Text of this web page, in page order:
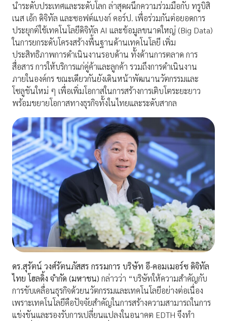
นำระดับประเทศและระดับโลก ล่าสุดผนึกความร่วมมือกับ ทรูบิสิ
เนส เอ้ก ดิจิทัล และซอฟต์แบงก์ คอร์ป. เพื่อร่วมกันต่อยอดการ
ประยุกต์ใช้เทคโนโลยีดิจิทัล AI และข้อมูลขนาดใหญ่ (Big Data)
ในการยกระดับโครงสร้างพื้นฐานด้านเทคโนโลยี เพิ่ม
ประสิทธิภาพการดำเนินงานรอบด้าน ทั้งด้านการตลาด การ
สื่อสาร การให้บริการแก่คู่ค้าและลูกค้า รวมถึงการดำเนินงาน
ภายในองค์กร ขณะเดียวกันยังเดินหน้าพัฒนานวัตกรรมและ
โซลูชันใหม่ ๆ เพื่อเพิ่มโอกาสในการสร้างการเติบโตระยะยาว
พร้อมขยายโอกาสทางธุรกิจทั้งในไทยและระดับสากล
ดร.สุรัตน์ วงศ์รัตนภัสสร กรรมการ บริษัท อี-คอมเมอร์ซ ดิจิทัล
ไทย โฮลดิ้ง จำกัด (มหาชน) กล่าวว่า “บริษัทให้ความสำคัญกับ
การขับเคลื่อนธุรกิจด้วยนวัตกรรมและเทคโนโลยีอย่างต่อเนื่อง
เพราะเทคโนโลยีคือปัจจัยสำคัญในการสร้างความสามารถในการ
แข่งขันและรองรับการเปลี่ยนแปลงในอนาคต EDTH จึงทำ